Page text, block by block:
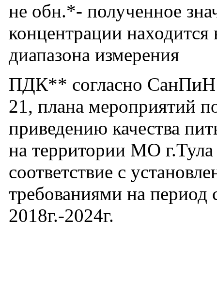
не обн.*- полученное
концентрации
диапазона измерения
ПДК** согласно СанПиН
21, плана мероприятий
приведению качества
на территории МО г.Тула
соответствие с
требованиями на период
2018г.-2024г.